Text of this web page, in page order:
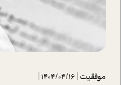
موفقیت|
1404/04/16
|